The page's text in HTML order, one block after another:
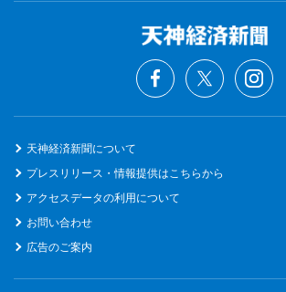
天神経済新聞について
プレスリリース・情報提供はこちらから
アクセスデータの利用について
お問い合わせ
広告のご案内